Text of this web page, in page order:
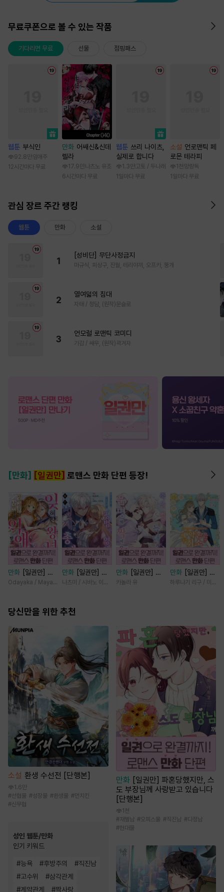
무료쿠폰으로 볼 수 있는 작품
기다리면 무료 선물 점핑패스
웹툰 부식인
92.8만 임애주
12시간마다 무료
만화 어쌔신&신데
렐라
17.9만 나츠노 유조
6시간마다 무료
웹툰 쓰리 나이츠,
실제로 합니다
1.3만 고토 / 두나래
1일마다 무료
소설 언로맨틱 페
로몬 테라피
1천 망랑독
1일마다 무료
관심 장르 주간 랭킹
웹툰 만화 소설
1
[성비단] 무단사정금지
마규식, 피상구, 진월, 테리야끼, 오프카, 뚱개
2
열여덟의 침대
자태 / 청담, (원작)문슬로
3
언모럴 로맨틱 코미디
가감 / 쌔우, (원작)곽겨자
[만화] [일권만] 로맨스 만화 단편 등장!
만화
[일권만] 잊
혀진 왕녀지만 정
니다 [단행본]
Odayaka / Maya Koike
만화
[일권만] 모
든 것을 포기한 평
는다 [단행본]
나츠미 / 시바노 이즈미
만화
[일권만] 죽
을 뻔한 늑대가 운
카놀라 유
만화
[일권만] 제
약혼은 취소되었습
하루나기 리구 / 미즈메
당신만을 위한 추천
소설 환생 수선전 [단행본]
1.6만
#선협물 #성장물 # 환생물 #먼치킨
#신무협
성인 웹툰/만화
인기 키워드
#능욕 #후방주의 #직진남
#고수위 #삼각관계
#계약관계 #짝사랑
만화 [일권만] 파혼당했지만, 스
도 부장님께 사랑받고 있습니다
[단행본]
1천
#재벌남 #오피스물 #직진남 #다정남
#현대물